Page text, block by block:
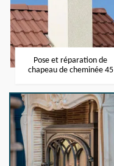
Pose et réparation de
chapeau de cheminée 45